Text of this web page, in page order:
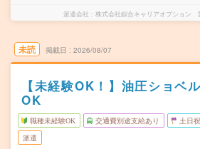
派遣会社 株式会社綜合キャリアオプション
未読 掲載日 2026/08/07
【未経験OK！】油圧ショベ
OK
職種未経験OK 交通費別途支給あり 土日
派遣